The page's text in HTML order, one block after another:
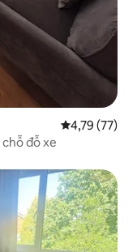
Xếp hạng
4,79 (77)
đỗ xe